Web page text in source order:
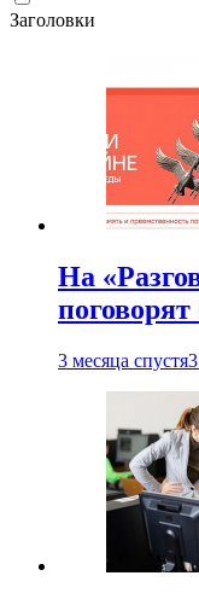
Заголовки
На
3 месяца спустя